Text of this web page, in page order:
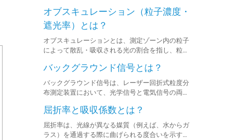
オブスキュレーション（粒子濃度・
遮光率）とは？
オブスキュレーションとは、測定ゾーン内の粒子
によって散乱・吸収される光の割合を指し、粒子
ンが高いほど、測定ゾーン内での光の遮蔽率が増
し、粒子濃度が高いことを意味します。
バックグラウンド信号とは？
バックグラウンド信号は、レーザー回折式粒度分
布測定装置において、光学信号と電気信号の両方
屈折率と吸収係数とは？
屈折率は、光線が異なる媒質（例えば、水からガ
ラス）を通過する際に曲げられる度合いを示す指